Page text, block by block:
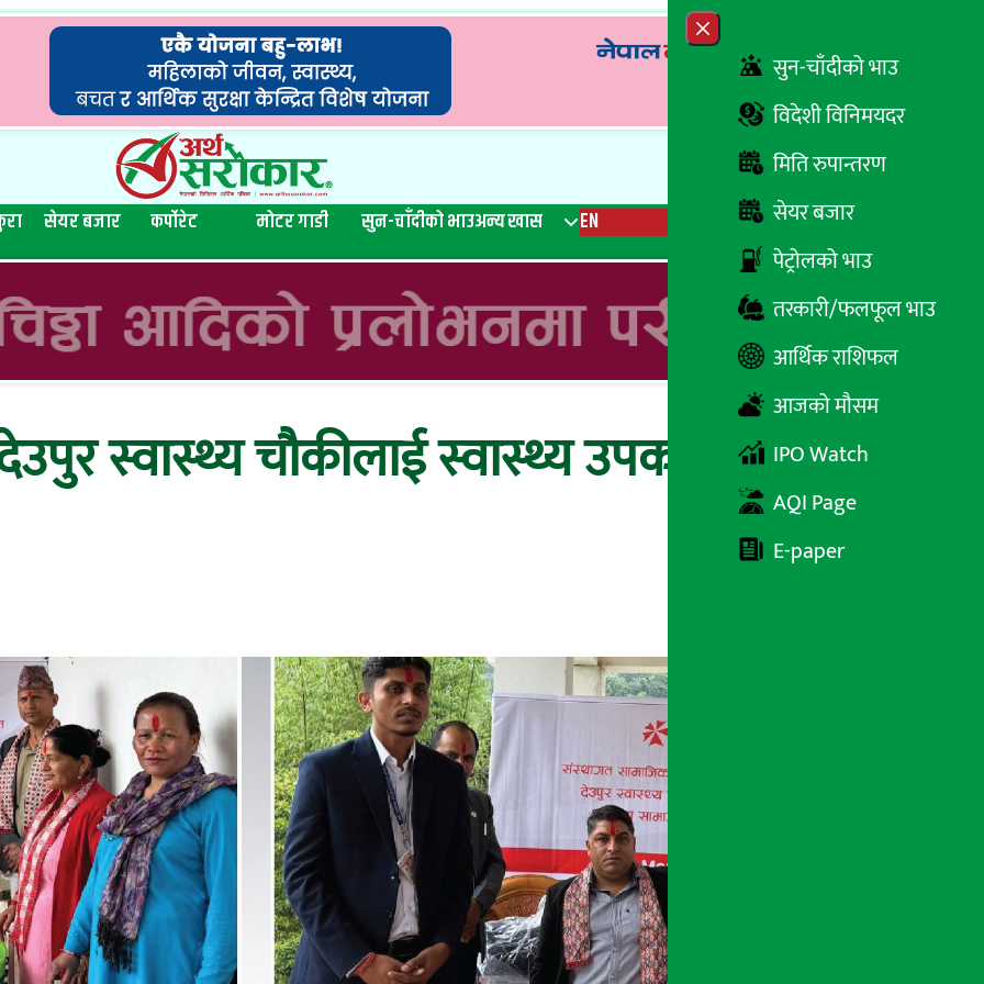
Close menu
सुन-चाँदीको भाउ
विदेशी विनिमयदर
मिति रुपान्तरण
सेयर बजार
पेट्रोलको भाउ
तरकारी/फलफूल भाउ
आर्थिक राशिफल
आजको मौसम
IPO Watch
AQI Page
E-paper
सेयर बजार कर्पोरेट मोटर गाडी सुन-चाँदीको भाउअन्य खास EN रेडियो
स्वास्थ्य चौकीलाई स्वास्थ्य उपकरण तथा अन्य